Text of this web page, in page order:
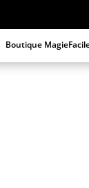
Boutique